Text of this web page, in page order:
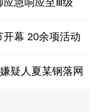
应急响应至Ⅲ级
幕 20余项活动
疑人夏某钢落网
”